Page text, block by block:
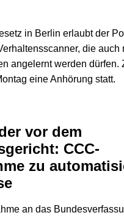
in Berlin erlaubt der
die auch
angelernt werden dürfen.
eine Anhörung statt.
vor dem
CCC-
zu
an das